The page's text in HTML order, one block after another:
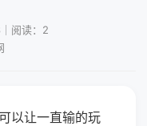
阅读：2
以让一直输的玩